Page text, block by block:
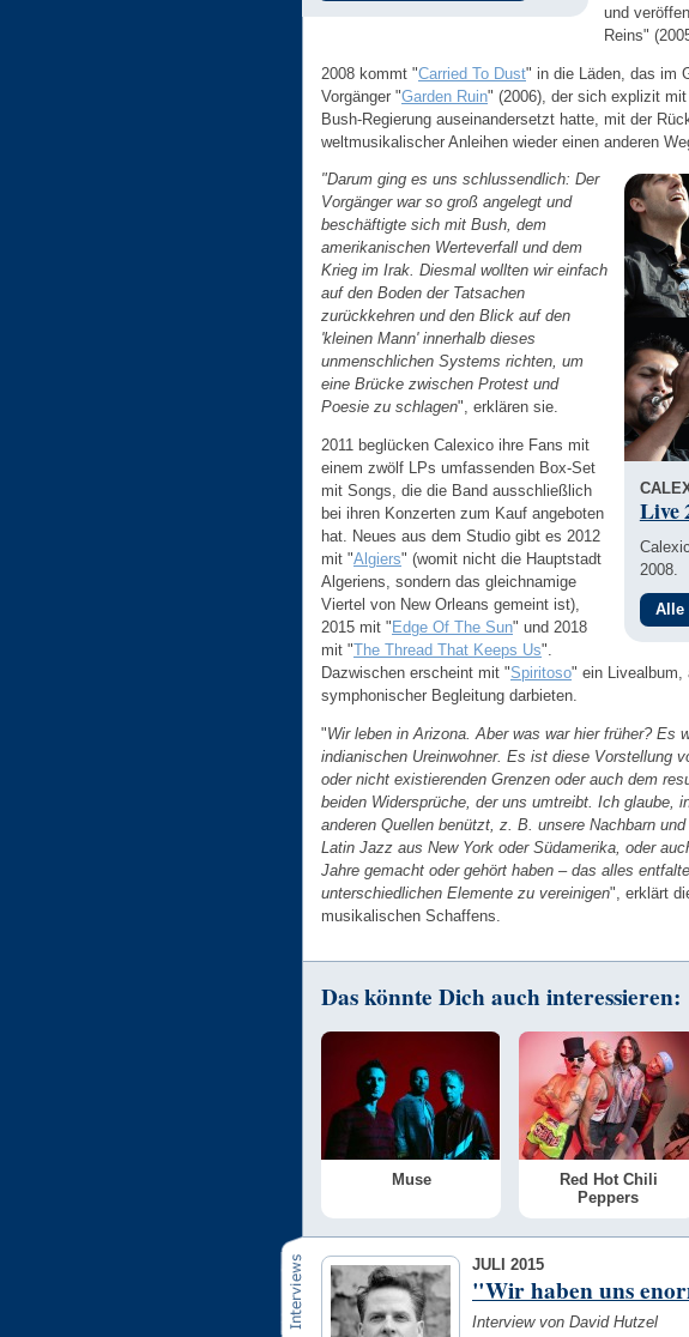
und
Reins"
2008 kommt "Carried To Dust" in die Läden, das im
Vorgänger "Garden Ruin" (2006), der sich explizit
Bush-Regierung auseinandersetzt hatte, mit der
weltmusikalischer Anleihen wieder einen anderen
Live
2008.
Alle
"Darum ging es uns schlussendlich: Der
Vorgänger war so groß angelegt und
beschäftigte sich mit Bush, dem
amerikanischen Werteverfall und dem
Krieg im Irak. Diesmal wollten wir einfach
auf den Boden der Tatsachen
zurückkehren und den Blick auf den
'kleinen Mann' innerhalb dieses
unmenschlichen Systems richten, um
eine Brücke zwischen Protest und
Poesie zu schlagen", erklären sie.
2011 beglücken Calexico ihre Fans mit
einem zwölf LPs umfassenden Box-Set
mit Songs, die die Band ausschließlich
bei ihren Konzerten zum Kauf angeboten
hat. Neues aus dem Studio gibt es 2012
mit "Algiers" (womit nicht die Hauptstadt
Algeriens, sondern das gleichnamige
Viertel von New Orleans gemeint ist),
2015 mit " Edge Of The Sun" und 2018
mit "The Thread That Keeps Us".
Dazwischen erscheint mit "Spiritoso" ein
symphonischer Begleitung darbieten.
"Wir leben in Arizona. Aber was war hier früher? Es
indianischen Ureinwohner. Es ist diese Vorstellung
oder nicht existierenden Grenzen oder auch dem
beiden Widersprüche, der uns umtreibt. Ich glaube,
anderen Quellen benützt, z. B. unsere Nachbarn
Latin Jazz aus New York oder Südamerika, oder
Jahre gemacht oder gehört haben – das alles
unterschiedlichen Elemente zu vereinigen", erklärt
musikalischen Schaffens.
Das könnte Dich auch interessieren:
Muse
Red Hot Chili
Peppers
JULI 2015
"Wir haben uns
Interview von David Hutzel